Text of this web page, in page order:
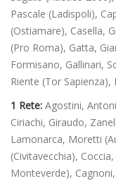
Pascale (Ladispoli),
(Ostiamare), Casella,
(Pro Roma), Gatta,
Formisano, Gallinari,
Riente (Tor
1 Rete: Agostini,
Ciriachi, Giraudo,
Lamonarca, Moretti
(Civitavecchia),
Monteverde),